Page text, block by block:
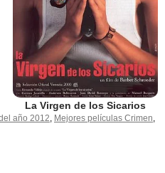
La Virgen de los Sicarios
año 2012, Mejores películas Crimen,